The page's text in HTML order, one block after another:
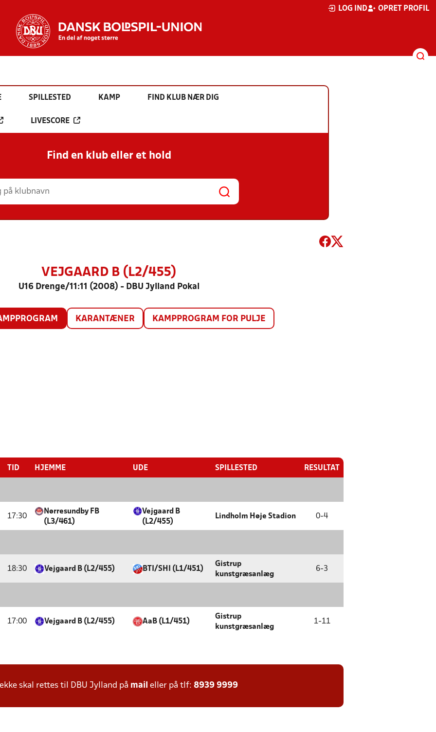
LOG IND OPRET PROFIL
SPILLESTED KAMP FIND KLUB NÆR DIG
LIVESCORE
Find en klub eller et hold
VEJGAARD B (L2/455)
U16 Drenge/11:11 (2008) - DBU Jylland Pokal
KARANTÆNER KAMPPROGRAM FOR PULJE
TID HJEMME UDE SPILLESTED RESULTAT
17:30
Nørresundby FB
(L3/461)
Vejgaard B
(L2/455)
Lindholm Høje Stadion 0-4
18:30 Vejgaard B (L2/455) BTI/SHI (L1/451)
Gistrup
kunstgræsanlæg
6-3
17:00 Vejgaard B (L2/455) AaB (L1/451)
Gistrup
kunstgræsanlæg
1-11
skal rettes til DBU Jylland på mail eller på tlf: 8939 9999